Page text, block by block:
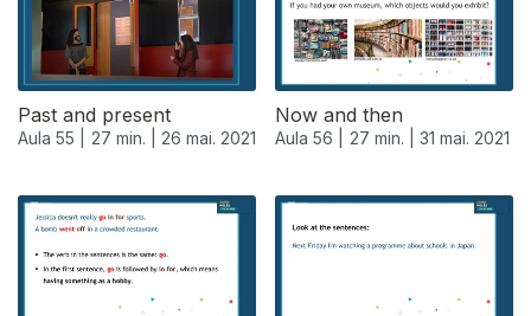
Past and present
Aula 55 | 27 min. | 26 mai. 2021
Now and then
Aula 56 | 27 min. | 31 mai. 2021